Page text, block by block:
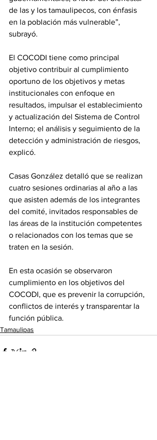
de las y los tamaulipecos, con énfasis
en la población más vulnerable”,
subrayó.
El COCODI tiene como principal
objetivo contribuir al cumplimiento
oportuno de los objetivos y metas
institucionales con enfoque en
resultados, impulsar el establecimiento
y actualización del Sistema de Control
Interno; el análisis y seguimiento de la
detección y administración de riesgos,
explicó.
Casas González detalló que se realizan
cuatro sesiones ordinarias al año a las
que asisten además de los integrantes
del comité, invitados responsables de
las áreas de la institución competentes
o relacionados con los temas que se
traten en la sesión.
En esta ocasión se observaron
cumplimiento en los objetivos del
COCODI, que es prevenir la corrupción,
conflictos de interés y transparentar la
función pública.
Tamaulipas